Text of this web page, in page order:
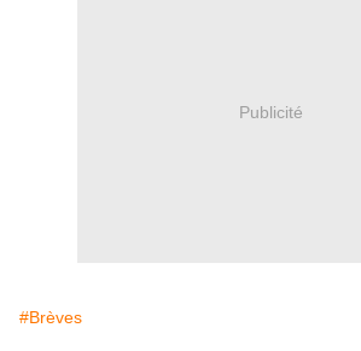
Publicité
#Brèves